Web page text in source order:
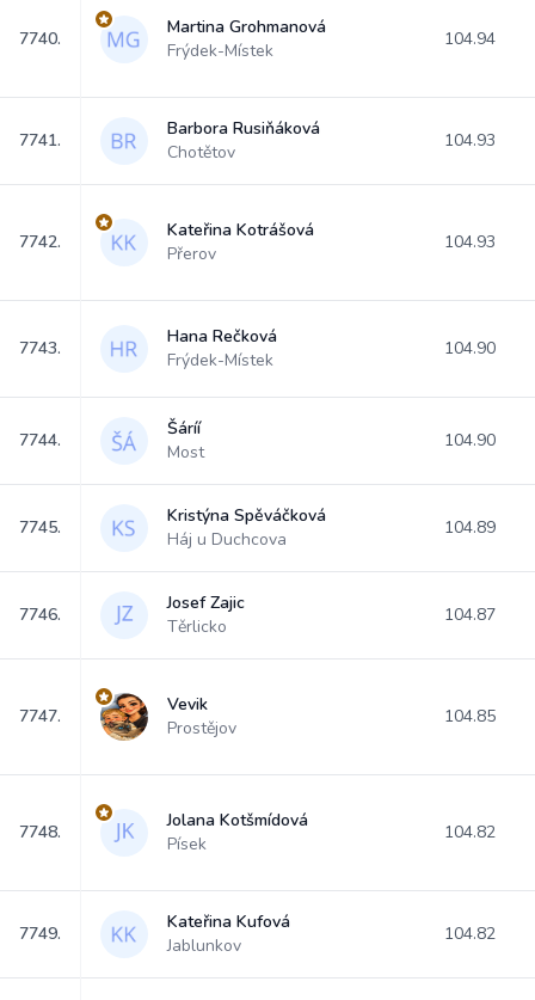
7740.
Martina Grohmanová
Frýdek-Místek
104.94
7741.
Barbora Rusiňáková
Chotětov
104.93
7742.
Kateřina Kotrášová
Přerov
104.93
7743.
Hana Rečková
Frýdek-Místek
104.90
7744.
Šáríí
Most
104.90
7745.
Kristýna Spěváčková
Háj u Duchcova
104.89
7746.
Josef Zajic
Těrlicko
104.87
7747.
Vevik
Prostějov
104.85
7748.
Jolana Kotšmídová
Písek
104.82
7749.
Kateřina Kufová
Jablunkov
104.82